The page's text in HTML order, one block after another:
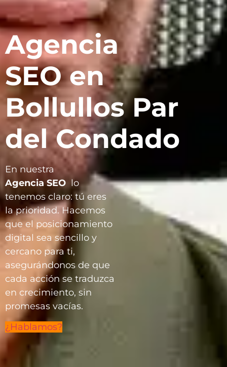
Agencia
SEO en
Bollullos Par
del Condado
En nuestra
AgenciaSEO lo
tenemos claro: tú eres
la prioridad. Hacemos
que el posicionamiento
digital sea sencillo y
cercano para ti,
asegurándonos de que
cada acción se traduzca
en crecimiento, sin
promesas vacías.
¿Hablamos?